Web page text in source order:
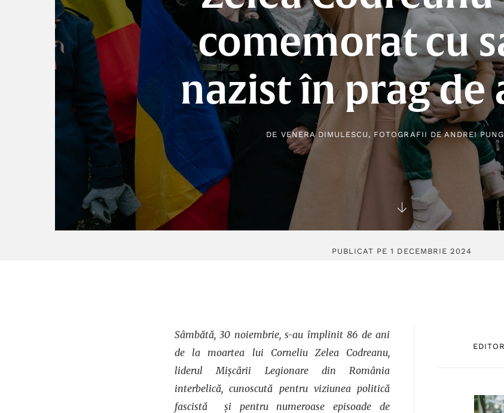
comemorat cu
nazist în prag de
DE VENERA DIMULESCU , FOTOGRAFII DEANDREI
PUBLICAT PE 1 DECEMBRIE 2024
Sâmbătă, 30 noiembrie, s-au împlinit 86 de ani
de la moartea lui Corneliu Zelea Codreanu,
liderul Mișcării Legionare din România
interbelică, cunoscută pentru viziunea politică
fascistă și pentru numeroase episoade de